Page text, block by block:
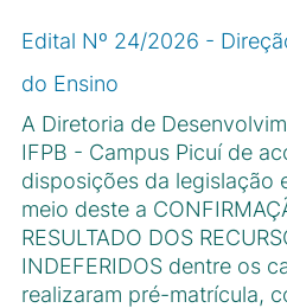
Edital Nº 24/2026 -
do Ensino
A Diretoria de
IFPB - Campus Picuı́ de
disposições da legislação
meio deste a
RESULTADO DOS
INDEFERIDOS dentre os
realizaram pré-matrı́cula,